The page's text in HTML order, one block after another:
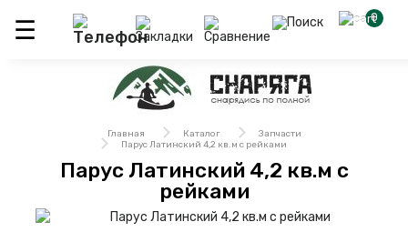
0
Главная Каталог
Запчасти
Парус Латинский 4,2 кв.м с рейками
Парус Латинский 4,2 кв.м с
рейками